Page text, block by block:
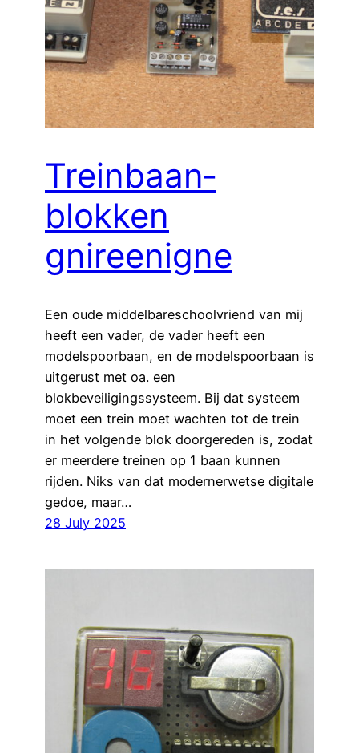
Treinbaan­
blokken
gnireenigne
Een oude middelbareschoolvriend van mij
heeft een vader, de vader heeft een
modelspoorbaan, en de modelspoorbaan is
uitgerust met oa. een
blokbeveiligingssysteem. Bij dat systeem
moet een trein moet wachten tot de trein
in het volgende blok doorgereden is, zodat
er meerdere treinen op 1 baan kunnen
rijden. Niks van dat modernerwetse digitale
gedoe, maar…
28 July 2025